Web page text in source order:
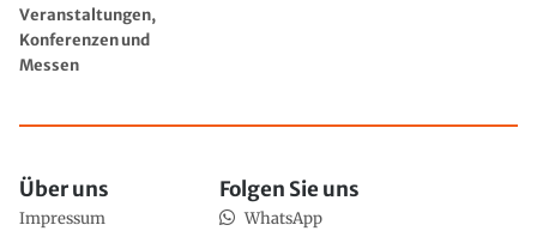
Veranstaltungen,
Konferenzen und
Messen
Über uns
Impressum
Folgen Sie uns
WhatsApp